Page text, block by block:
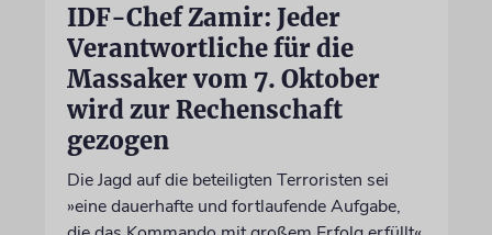
IDF-Chef Zamir: Jeder
Verantwortliche für die
Massaker vom 7. Oktober
wird zur Rechenschaft
gezogen
Die Jagd auf die beteiligten Terroristen sei
»eine dauerhafte und fortlaufende Aufgabe,